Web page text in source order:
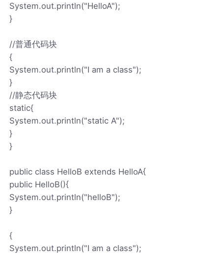
System.out.println("HelloA");
}
//普通代码块
{
System.out.println("I am a class");
}
//静态代码块
static{
System.out.println("static A");
}
}
public class HelloB extends HelloA{
public HelloB(){
System.out.println("helloB");
}
{
System.out.println("I am a class");